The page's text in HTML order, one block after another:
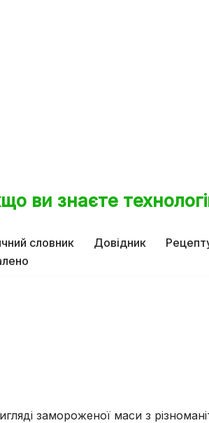
ви знаєте
словник Довідник
замороженої маси з